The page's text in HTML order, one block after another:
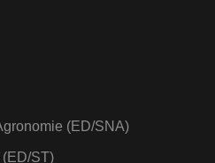
(ED/SNA)
ST)